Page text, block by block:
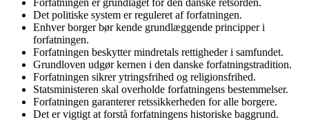
Det politiske system er reguleret af forfatningen.
Enhver borger bør kende grundlæggende principper i
forfatningen.
Forfatningen beskytter mindretals rettigheder i samfundet.
Grundloven udgør kernen i den danske forfatningstradition.
Forfatningen sikrer ytringsfrihed og religionsfrihed.
Statsministeren skal overholde forfatningens bestemmelser.
Forfatningen garanterer retssikkerheden for alle borgere.
Det er vigtigt at forstå forfatningens historiske baggrund.